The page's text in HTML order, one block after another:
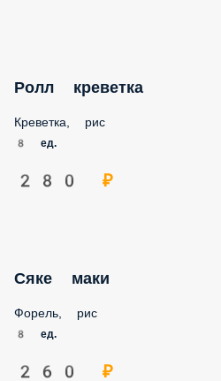
Ролл креветка
Креветка, рис
8 ед.
280 ₽
Сяке маки
Форель, рис
8 ед.
260 ₽